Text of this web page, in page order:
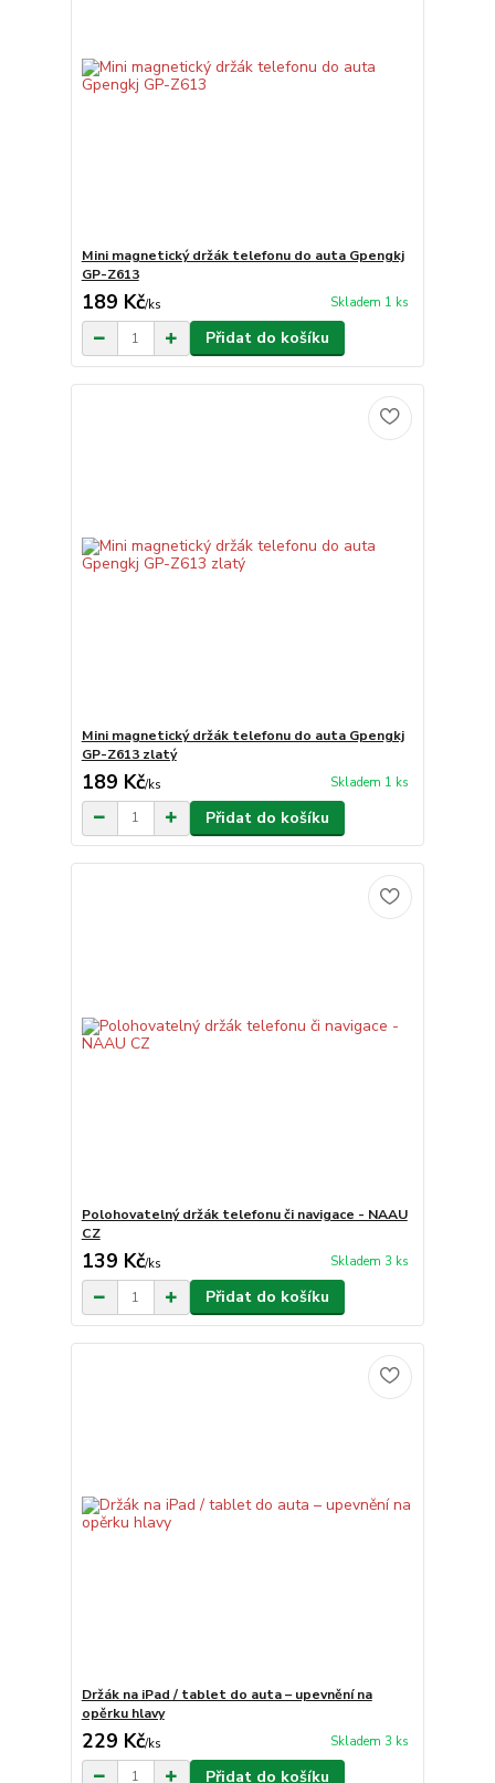
Mini magnetický držák telefonu do auta Gpengkj
GP-Z613
189 Kč/ks Skladem 1 ks
Přidat do košíku
Mini magnetický držák telefonu do auta Gpengkj
GP-Z613 zlatý
189 Kč/ks Skladem 1 ks
Přidat do košíku
Polohovatelný držák telefonu či navigace - NAAU
CZ
139 Kč/ks Skladem 3 ks
Přidat do košíku
Držák na iPad / tablet do auta – upevnění na
opěrku hlavy
229 Kč/ks Skladem 3 ks
Přidat do košíku